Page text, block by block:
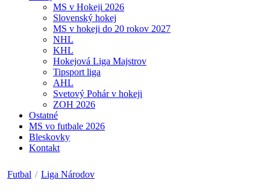
MS v Hokeji 2026
Slovenský hokej
MS v hokeji do 20 rokov 2027
NHL
KHL
Hokejová Liga Majstrov
Tipsport liga
AHL
Svetový Pohár v hokeji
ZOH 2026
Ostatné
MS vo futbale 2026
Bleskovky
Kontakt
Futbal / Liga Národov